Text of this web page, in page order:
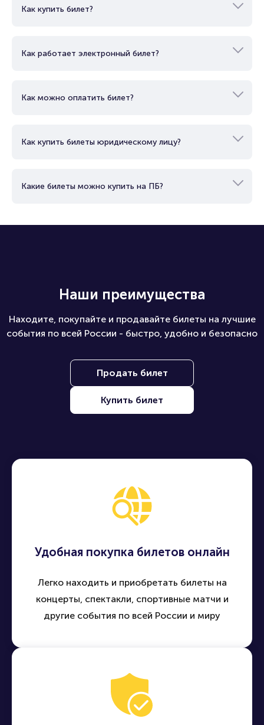
Как купить билет?
Как работает электронный билет?
Как можно оплатить билет?
Как купить билеты юридическому лицу?
Какие билеты можно купить на ПБ?
Наши преимущества
Находите, покупайте и продавайте билеты на лучшие
события по всей России - быстро, удобно и безопасно
Продать билет
Купить билет
Удобная покупка билетов онлайн
Легко находить и приобретать билеты на
концерты, спектакли, спортивные матчи и
другие события по всей России и миру